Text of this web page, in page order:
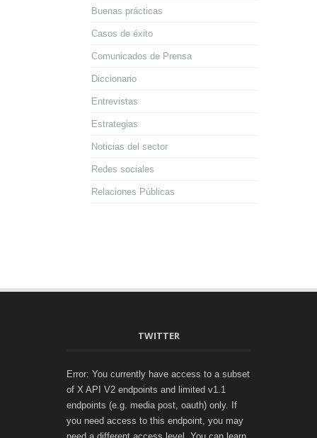
Buenas prácticas
Casos de éxito
Comunicados de Prensa
Diccionario
Entrevistas
Estrategias
Noticias del sector
Redes sociales
Relaciones Públicas
TWITTER
Error: You currently have access to a subset
of X API V2 endpoints and limited v1.1
endpoints (e.g. media post, oauth) only. If
you need access to this endpoint, you may